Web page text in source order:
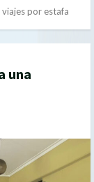
por estafa
una